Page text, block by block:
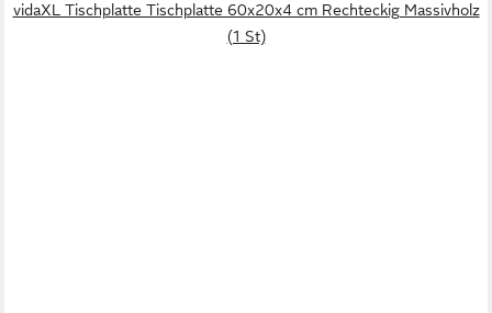
vidaXL Tischplatte Tischplatte 60x20x4 cm Rechteckig Massivholz
(1 St)